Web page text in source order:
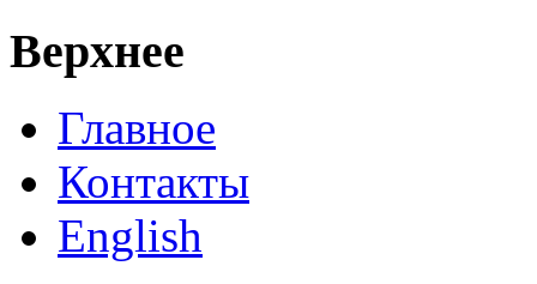
Верхнее
Главное
Контакты
English